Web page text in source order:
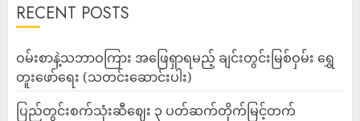
RECENT POSTS
ဝမ်းစာနဲ့သဘာဝကြား အဖြေရှာရမည့် ချင်းတွင်းမြစ်ဝှမ်း ရွှေ
တူးဖော်ရေး (သတင်းဆောင်းပါး)
ပြည်တွင်းစက်သုံးဆီဈေး ၃ ပတ်ဆက်တိုက်မြင့်တက်